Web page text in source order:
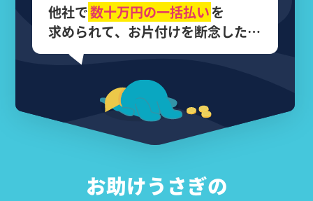
他社で数十万円の一括払いを
求められて、 お片付けを断念した…
お助けうさぎの